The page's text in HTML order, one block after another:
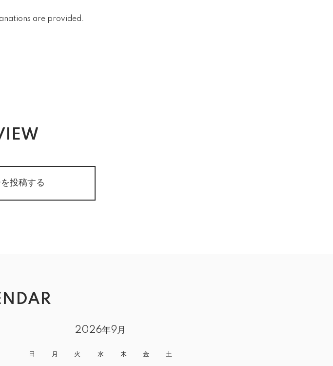
are provided.
投稿する
2026年9月
日 月 火 水 木 金 土